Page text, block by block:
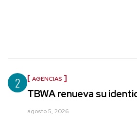
2 AGENCIAS
TBWA renueva su
agosto 5, 2026